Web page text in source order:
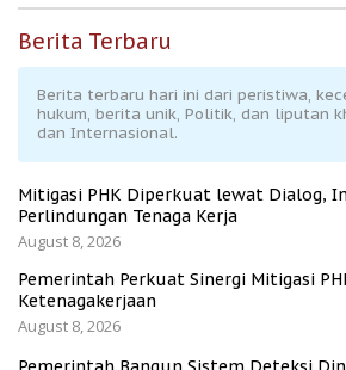
Berita Terbaru
Berita terbaru hari ini dari peristiwa,
hukum, berita unik, Politik, dan liputan
dan Internasional.
Mitigasi PHK Diperkuat lewat Dialog,
Perlindungan Tenaga Kerja
August 8, 2026
Pemerintah Perkuat Sinergi Mitigasi
Ketenagakerjaan
August 8, 2026